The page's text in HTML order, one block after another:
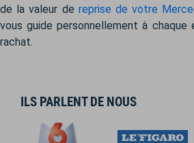
de la valeur de reprise de votre
vous guide personnellement à chaque
rachat.
ILS PARLENT DE NOUS